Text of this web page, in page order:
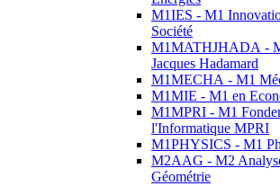
M1IES - M1
Société
M1MATHJHADA -
Jacques Hadamard
M1MECHA - M1
M1MIE - M1 en
M1MPRI - M1
l'Informatique MPRI
M1PHYSICS - M1
M2AAG - M2
Géométrie